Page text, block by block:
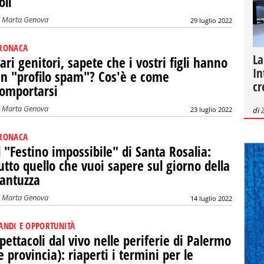
Marta Genova 29 luglio 2022
genitori, sapete che i vostri figli hanno
"profilo spam"? Cos'è e come
Marta Genova 23 luglio 2022
"Festino impossibile" di Santa Rosalia:
quello che vuoi sapere sul giorno della
Marta Genova 14 luglio 2022
E OPPORTUNITÀ
dal vivo nelle periferie di Palermo
provincia): riaperti i termini per le
di